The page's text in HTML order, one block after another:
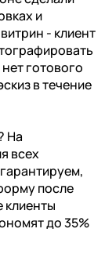
и
- клиент
готового
в течение
На
всех
после
клиенты
до 35%